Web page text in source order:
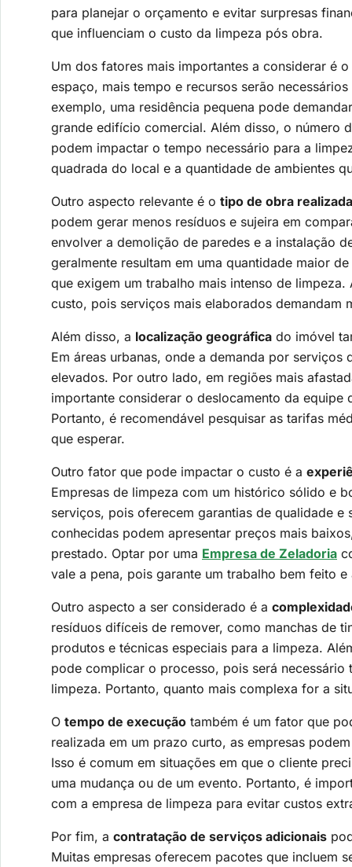
para planejar o orçamento e evitar surpresas
que influenciam o custo da limpeza pós obra.
Um dos fatores mais importantes a considerar é o
espaço, mais tempo e recursos serão
exemplo, uma residência pequena pode
grande edifício comercial. Além disso, o número
podem impactar o tempo necessário para a
quadrada do local e a quantidade de ambientes
Outro aspecto relevante é o tipo de obra realizada
podem gerar menos resíduos e sujeira em
envolver a demolição de paredes e a instalação
geralmente resultam em uma quantidade maior
que exigem um trabalho mais intenso de
custo, pois serviços mais elaborados demandam
Além disso, a localização geográfica do imóvel
Em áreas urbanas, onde a demanda por
elevados. Por outro lado, em regiões mais
importante considerar o deslocamento da
Portanto, é recomendável pesquisar as tarifas
que esperar.
Outro fator que pode impactar o custo é a
Empresas de limpeza com um histórico sólido e
serviços, pois oferecem garantias de qualidade
conhecidas podem apresentar preços mais
prestado. Optar por uma Empresa de Zeladoria
vale a pena, pois garante um trabalho bem feito
Outro aspecto a ser considerado é a
resíduos difíceis de remover, como manchas de
produtos e técnicas especiais para a limpeza.
pode complicar o processo, pois será
limpeza. Portanto, quanto mais complexa for a
O tempo de execução também é um fator que
realizada em um prazo curto, as empresas
Isso é comum em situações em que o cliente
uma mudança ou de um evento. Portanto, é
com a empresa de limpeza para evitar custos
Por fim, a contratação de serviços adicionais
Muitas empresas oferecem pacotes que incluem